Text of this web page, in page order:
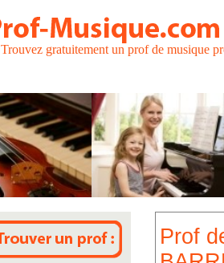
Trouvez gratuitement un prof de musique
Prof